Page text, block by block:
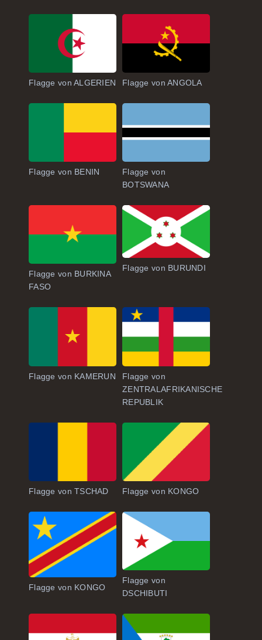
Flagge von ALGERIEN Flagge von ANGOLA
Flagge von BENIN
Flagge von
BOTSWANA
Flagge von BURKINA
FASO
Flagge von BURUNDI
Flagge von KAMERUN
Flagge von
ZENTRALAFRIKANISCHE
REPUBLIK
Flagge von TSCHAD Flagge von KONGO
Flagge von KONGO
Flagge von
DSCHIBUTI